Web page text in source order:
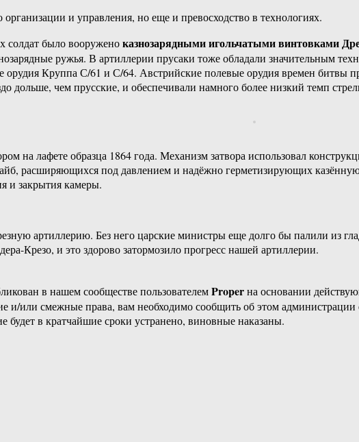
и управления, но еще и превосходство в технологиях.
солдат было вооруженоказнозарядными игольчатыми винтовками
ружья. В артиллерии прусаки тоже обладали значительным
орудия Круппа С/61 и С/64. Австрийские полевые орудия времен
дольше, чем прусские, и обеспечивали намного более низкий темп
на лафете образца 1864 года. Механизм затвора использовал
расширяющихся под давлением и надёжно герметизирующих казённую
и закрытия камеры.
артиллерию. Без него царские министры еще долго бы палили из
Крезо, и это здорово затормозило прогресс нашей артиллерии.
в нашем сообществе пользователемProperна основании
и/или смежные права, вам необходимо сообщить об этом
в кратчайшие сроки устранено, виновные наказаны.